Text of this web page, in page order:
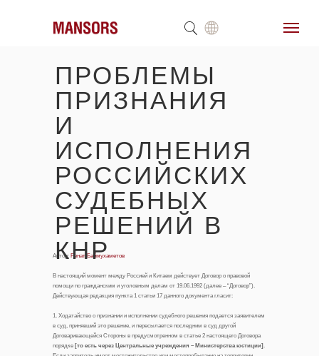
ПРОБЛЕМЫ
ПРИЗНАНИЯ
И
ИСПОЛНЕНИЯ
РОССИЙСКИХ
СУДЕБНЫХ
РЕШЕНИЙ В
КНР
Автор: Ренат Баймухаметов
В настоящий момент между Россией и Китаем действует Договор о правовой
помощи по гражданским и уголовным делам от 19.06.1992 (далее – “Договор”).
Действующая редакция пункта 1 статьи 17 данного документа гласит:
1. Ходатайство о признании и исполнении судебного решения подается заявителем
в суд, принявший это решение, и пересылается последним в суд другой
Договаривающейся Стороны в предусмотренном в статье 2 настоящего Договора
порядке [то есть через Центральные учреждения – Министерства юстиции] .